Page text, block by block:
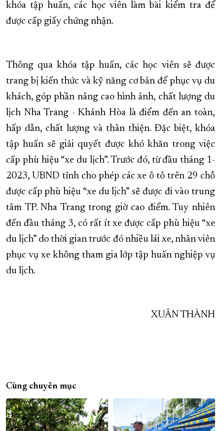
khóa tập huấn, các học viên làm bài kiểm tra để
được cấp giấy chứng nhận.
Thông qua khóa tập huấn, các học viên sẽ được
trang bị kiến thức và kỹ năng cơ bản để phục vụ du
khách, góp phần nâng cao hình ảnh, chất lượng du
lịch Nha Trang - Khánh Hòa là điểm đến an toàn,
hấp dẫn, chất lượng và thân thiện. Đặc biệt, khóa
tập huấn sẽ giải quyết được khó khăn trong việc
cấp phù hiệu “xe du lịch”. Trước đó, từ đầu tháng 1-
2023, UBND tỉnh cho phép các xe ô tô trên 29 chỗ
được cấp phù hiệu “xe du lịch” sẽ được đi vào trung
tâm TP. Nha Trang trong giờ cao điểm. Tuy nhiên
đến đầu tháng 3, có rất ít xe được cấp phù hiệu “xe
du lịch” do thời gian trước đó nhiều lái xe, nhân viên
phục vụ xe không tham gia lớp tập huấn nghiệp vụ
du lịch.
XUÂN THÀNH
Cùng chuyên mục